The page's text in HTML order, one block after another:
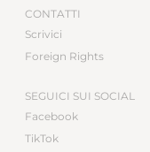
CONTATTI
Scrivici
Foreign Rights
SEGUICI SUI SOCIAL
Facebook
TikTok